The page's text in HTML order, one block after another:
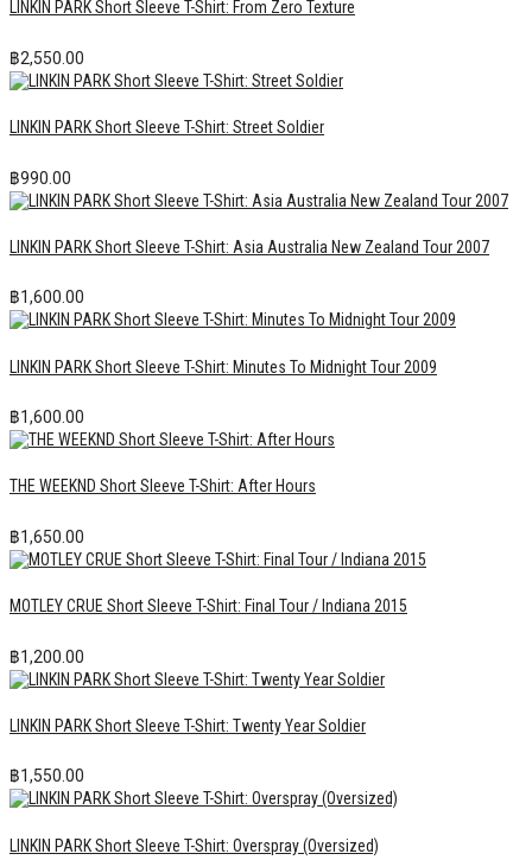
LINKIN PARK Short Sleeve T-Shirt: From Zero Texture
฿2,550.00
LINKIN PARK Short Sleeve T-Shirt: Street Soldier
฿990.00
LINKIN PARK Short Sleeve T-Shirt: Asia Australia New Zealand Tour 2007
฿1,600.00
LINKIN PARK Short Sleeve T-Shirt: Minutes To Midnight Tour 2009
฿1,600.00
THE WEEKND Short Sleeve T-Shirt: After Hours
฿1,650.00
MOTLEY CRUE Short Sleeve T-Shirt: Final Tour / Indiana 2015
฿1,200.00
LINKIN PARK Short Sleeve T-Shirt: Twenty Year Soldier
฿1,550.00
LINKIN PARK Short Sleeve T-Shirt: Overspray (Oversized)